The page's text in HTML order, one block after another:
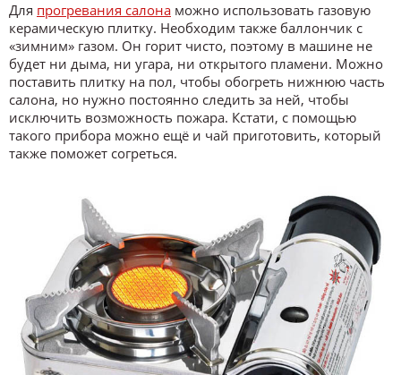
Для прогревания салона можно использовать газовую
керамическую плитку. Необходим также баллончик с
«зимним» газом. Он горит чисто, поэтому в машине не
будет ни дыма, ни угара, ни открытого пламени. Можно
поставить плитку на пол, чтобы обогреть нижнюю часть
салона, но нужно постоянно следить за ней, чтобы
исключить возможность пожара. Кстати, с помощью
такого прибора можно ещё и чай приготовить, который
также поможет согреться.